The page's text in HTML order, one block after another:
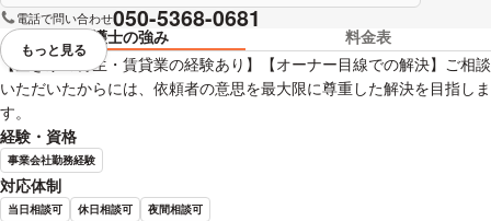
電話で問い合わせ050-5368-0681
弁護士の強み
料金表
【空き家の再生・賃貸業の経験あり】【オーナー目線での解決】ご相談
いただいたからには、依頼者の意思を最大限に尊重した解決を目指しま
す。
経験・資格
事業会社勤務経験
対応体制
当日相談可 休日相談可 夜間相談可
視覚的に省略されている要素を
もっと見る